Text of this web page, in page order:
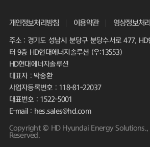
개인정보처리방침 이용약관 영상정보처
주소 : 경기도 성남시 분당구 분당수서로 477,
터 9층 HD현대에너지솔루션 (우:13553)
HD현대에너지솔루션
대표자 : 박종환
사업자등록번호 : 118-81-22037
대표번호 : 1522-5001
E-mail : hes.sales@hd.com
Copyright © HD Hyundai Energy Solutions.,
Reserved.